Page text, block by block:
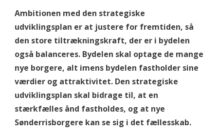
Ambitionen med den strategiske
udviklingsplan er at justere for fremtiden, så
den store tiltrækningskraft, der er i bydelen
også balanceres. Bydelen skal optage de mange
nye borgere, alt imens bydelen fastholder sine
værdier og attraktivitet. Den strategiske
udviklingsplan skal bidrage til, at en
stærkfælles ånd fastholdes, og at nye
Sønderrisborgere kan se sig i det fællesskab.